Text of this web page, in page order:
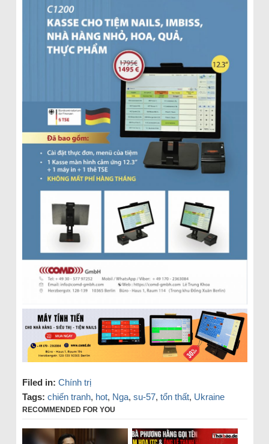
Filed in: Chính trị
Tags: chiến tranh, hot, Nga, su-57, tổn thất, Ukraine
RECOMMENDED FOR YOU